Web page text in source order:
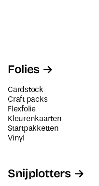
Folies
Cardstock
Craft packs
Flexfolie
Kleurenkaarten
Startpakketten
Vinyl
Snijplotters